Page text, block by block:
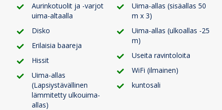
Aurinkotuolit ja -varjot
uima-altaalla
Disko
Erilaisia baareja
Hissit
Uima-allas
(Lapsiystävällinen
lämmitetty ulkouima-
allas)
Uima-allas (sisäallas 50
m x 3)
Uima-allas (ulkoallas -25
m)
Useita ravintoloita
WiFi (ilmainen)
kuntosali